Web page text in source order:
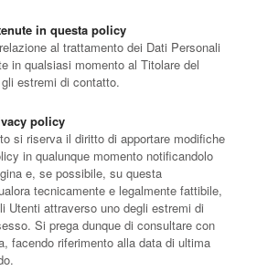
in questa policy
al trattamento dei Dati Personali
in qualsiasi momento al Titolare del
estremi di contatto.
policy
si riserva il diritto di apportare modifiche
in qualunque momento notificandolo
e, se possibile, su questa
tecnicamente e legalmente fattibile,
Utenti attraverso uno degli estremi di
Si prega dunque di consultare con
facendo riferimento alla data di ultima